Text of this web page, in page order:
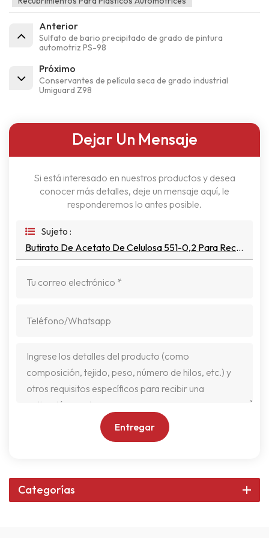
Anterior
Sulfato de bario precipitado de grado de pintura
automotriz PS-98
Próximo
Conservantes de película seca de grado industrial
Umiguard Z98
Dejar Un Mensaje
Si está interesado en nuestros productos y desea
conocer más detalles, deje un mensaje aquí, le
responderemos lo antes posible.
Sujeto :
Butirato De Acetato De Celulosa 551-0,2 Para Recubrimientos De Automoción
Entregar
Categorías